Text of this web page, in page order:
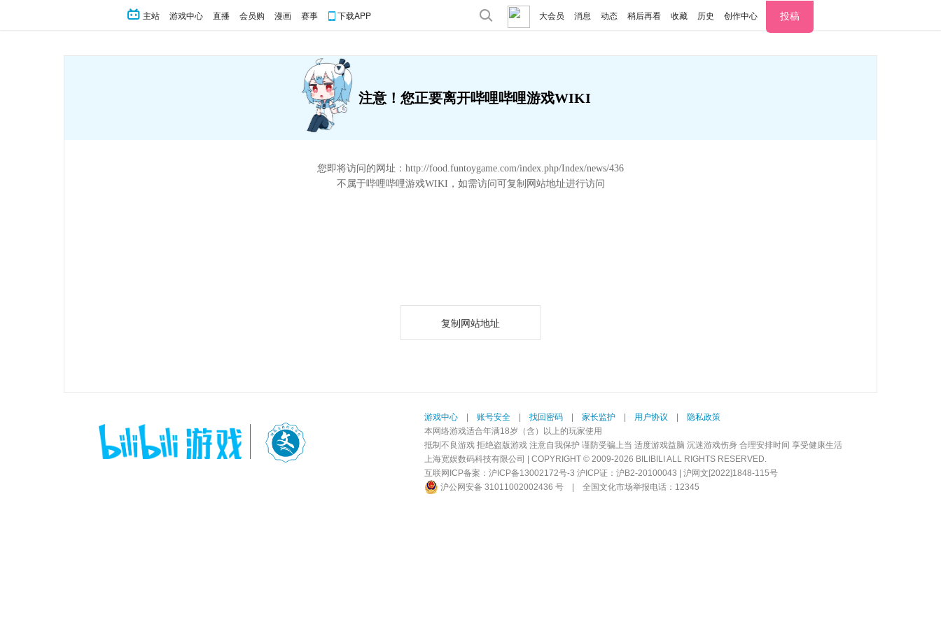
主站 游戏中心 直播 会员购 漫画 赛事 下载APP 大会员 消息 动态 稍后再看 收藏 历史 创作中心 投稿
注意！您正要离开哔哩哔哩游戏WIKI
您即将访问的网址： http://food.funtoygame.com/index.php/Index/news/436
不属于哔哩哔哩游戏WIKI，如需访问可复制网站地址进行访问
复制网站地址
游戏中心 账号安全 找回密码 家长监护 用户协议
隐私政策
本网络游戏适合年满18岁（含）以上的玩家使用
抵制不良游戏 拒绝盗版游戏 注意自我保护 谨防受骗上当 适度游戏益脑 沉迷游戏伤身 合理安排时间 享受健康生活
上海宽娱数码科技有限公司 | COPYRIGHT © 2009-2026 BILIBILI ALL RIGHTS RESERVED.
互联网ICP备案： 沪ICP备13002172号-3 沪ICP证：沪B2-20100043 | 沪网文[2022]1848-115号
沪公网安备 31011002002436 号
全国文化市场举报电话：12345